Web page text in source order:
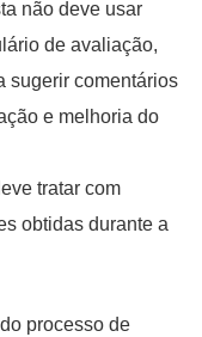
não deve usar
de avaliação,
sugerir comentários
e melhoria do
tratar com
obtidas durante a
processo de